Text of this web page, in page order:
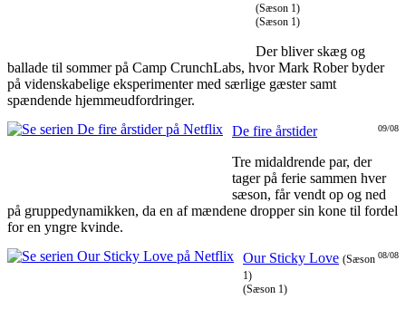
(Sæson 1)
(Sæson 1)
Der bliver skæg og
ballade til sommer på Camp CrunchLabs, hvor Mark Rober byder
på videnskabelige eksperimenter med særlige gæster samt
spændende hjemmeudfordringer.
09/08
De fire årstider
Tre midaldrende par, der
tager på ferie sammen hver
sæson, får vendt op og ned
på gruppedynamikken, da en af mændene dropper sin kone til fordel
for en yngre kvinde.
08/08
Our Sticky Love (Sæson
1)
(Sæson 1)